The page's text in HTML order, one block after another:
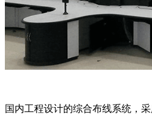
国内工程设计的综合布线系统，